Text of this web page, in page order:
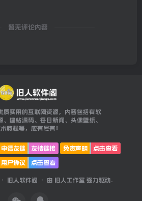
暂无评论内容
质实用的互联网资源，内容包括有软
、建站源码、每日新闻、头像壁纸、
教程等，应有尽有！
申请友链 友情链接 免责声明
点击查看
用户协议
点击查看
旧人软件阁 · 由 旧人工作室 强力驱动.